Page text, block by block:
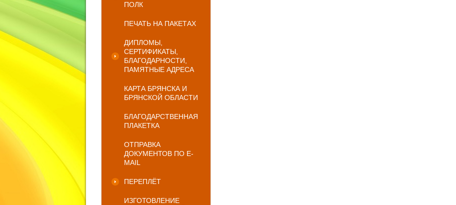
ПОЛК
ПЕЧАТЬ НА ПАКЕТАХ
ДИПЛОМЫ,
СЕРТИФИКАТЫ,
БЛАГОДАРНОСТИ,
ПАМЯТНЫЕ АДРЕСА
КАРТА БРЯНСКА И
БРЯНСКОЙ ОБЛАСТИ
БЛАГОДАРСТВЕННАЯ
ПЛАКЕТКА
ОТПРАВКА
ДОКУМЕНТОВ ПО E-
MAIL
ПЕРЕПЛЁТ
ИЗГОТОВЛЕНИЕ